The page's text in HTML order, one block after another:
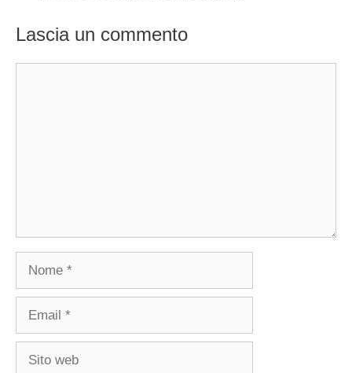
Lascia un commento
Nome
Email
Sito